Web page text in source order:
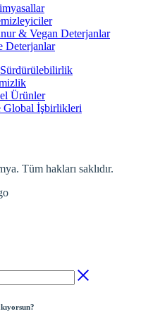
& Vegan Deterjanlar
Deterjanlar
Ürünler
Global İşbirlikleri
Tüm hakları saklıdır.